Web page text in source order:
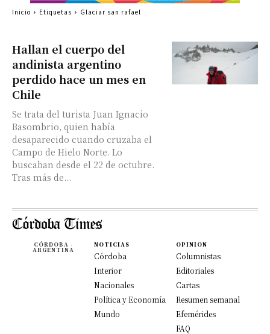
Hallan el cuerpo del
andinista argentino
perdido hace un mes en
Chile
Se trata del turista Juan Ignacio
Basombrio, quien había
desaparecido cuando cruzaba el
Campo de Hielo Norte. Lo
buscaban desde el 22 de octubre.
Tras más de...
Inicio Etiquetas Glaciar san rafael
CÓRDOBA -
ARGENTINA
NOTICIAS
Córdoba
Interior
Nacionales
Política y Economía
Mundo
OPINION
Columnistas
Editoriales
Cartas
Resumen semanal
Efemérides
FAQ